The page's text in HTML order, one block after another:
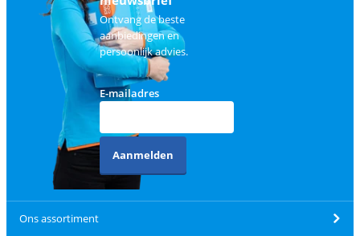
Ontvang de beste
aanbiedingen en
persoonlijk advies.
E-mailadres
Aanmelden
Ons assortiment